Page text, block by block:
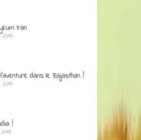
Iran
dans le Rajasthan !
!